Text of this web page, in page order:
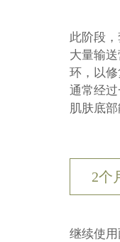
此阶段
大量输
环，以
通常经
肌肤底部
继续使
2个